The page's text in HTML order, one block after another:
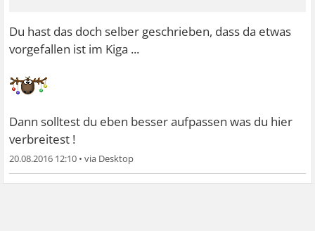
Du hast das doch selber geschrieben, dass da etwas
vorgefallen ist im Kiga ...
Dann solltest du eben besser aufpassen was du hier
verbreitest !
20.08.2016 12:10 •